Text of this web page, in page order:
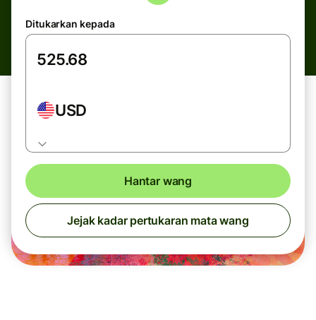
Ditukarkan kepada
USD
Hantar wang
Jejak kadar pertukaran mata wang